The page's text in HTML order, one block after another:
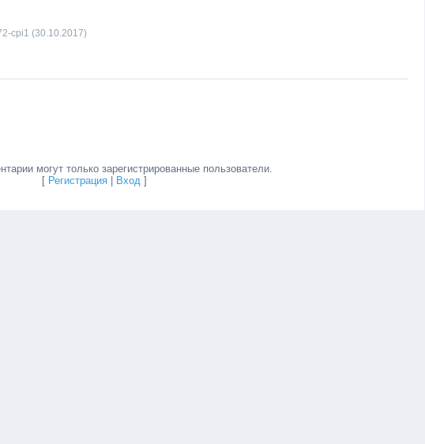
cpi1 (30.10.2017)
могут только зарегистрированные пользователи.
[ Регистрация Вход ]